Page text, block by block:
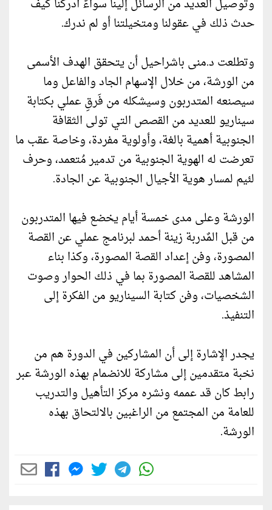
وتوصيل العديد من الرسائل إلينا سواءً أدركنا كيف
حدث ذلك في عقولنا ومتخيلتنا أو لم ندرك.
وتطلعت د.منى باشراحيل أن يتحقق الهدف الأسمى
من الورشة، من خلال الإسهام الجاد والفاعل وما
سيصنعه المتدربون وسيشكله من فَرقِ عملي بكتابة
سيناريو للعديد من القصص التي تولى الثقافة
الجنوبية أهمية بالغة، وأولوية مفردة، وخاصة عقب ما
تعرضت له الهوية الجنوبية من تدمير مُتعمد، وحرف
لئيم لمسار هوية الأجيال الجنوبية عن الجادة.
الورشة وعلى مدى خمسة أيام يخضع فيها المتدربون
من قبل المٌدربة زينة أحمد لبرنامج عملي عن القصة
المصورة، وفن إعداد القصة المصورة، وكذا بناء
المشاهد للقصة المصورة بما في ذلك الحوار وصوت
الشخصيات، وفن كتابة السيناريو من الفكرة إلى
التنفيذ.
يجدر الإشارة إلى أن المشاركين في الدورة هم من
نخبة متقدمين إلى مشاركة للانضمام بهذه الورشة عبر
رابط كان قد عممه ونشره مركز التأهيل والتدريب
للعامة من المجتمع من الراغبين بالالتحاق بهذه
الورشة.